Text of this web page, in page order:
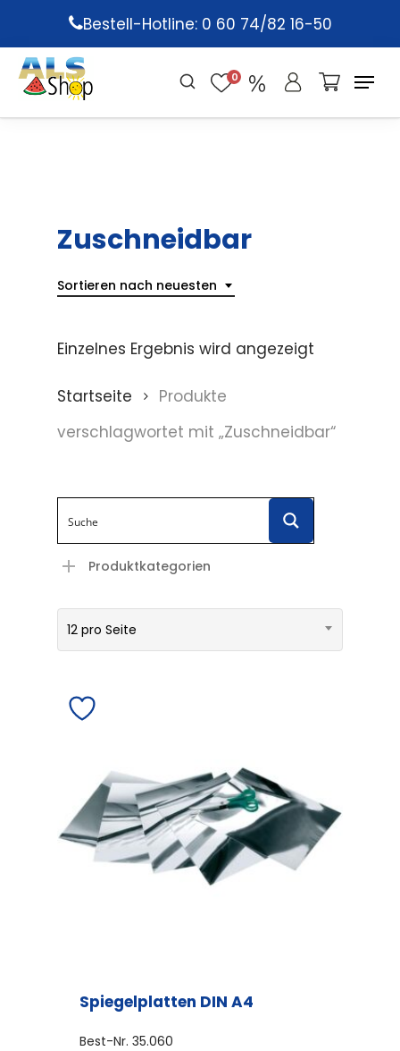
main
content
Bestell-Hotline: 0 60 74/82 16-50
0
Zuschneidbar
Sortieren nach neuesten
Einzelnes Ergebnis wird angezeigt
Startseite
Produkte
verschlagwortet mit „Zuschneidbar“
Produktkategorien
12 pro Seite
Spiegelplatten DIN A4
Best-Nr. 35.060